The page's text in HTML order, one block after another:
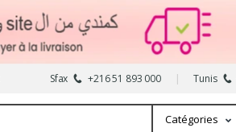
Sfax +216 51 893 000 Tunis
Catégories